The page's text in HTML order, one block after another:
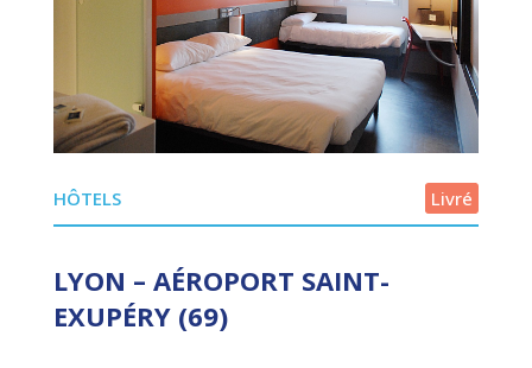
HÔTELS Livré
LYON – AÉROPORT SAINT-
EXUPÉRY (69)